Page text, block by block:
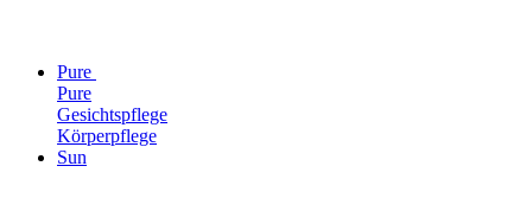
Pure
Pure
Gesichtspflege
Körperpflege
Sun